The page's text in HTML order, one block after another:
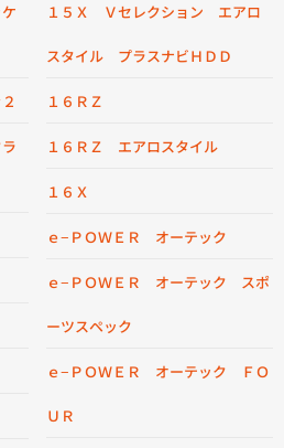
１５Ｘ Ｖセレクション エアロ
スタイル プラスナビＨＤＤ
１６ＲＺ
１６ＲＺ エアロスタイル
１６Ｘ
ｅ−ＰＯＷＥＲ オーテック
ｅ−ＰＯＷＥＲ オーテック スポ
ーツスペック
ｅ−ＰＯＷＥＲ オーテック ＦＯ
ＵＲ